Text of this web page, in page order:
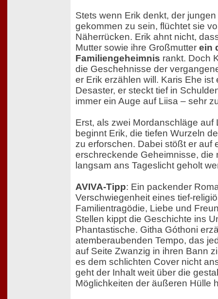
Stets wenn Erik denkt, der
gekommen zu sein, flüchtet sie
Näherrücken. Erik ahnt nicht,
Mutter sowie ihre Großmutter ein
Familiengeheimnis rankt. Doch
die Geschehnisse der
er Erik erzählen will. Karis Ehe ist
Desaster, er steckt tief in
immer ein Auge auf Liisa – sehr
Erst, als zwei Mordanschläge auf
beginnt Erik, die tiefen Wurzeln
zu erforschen. Dabei stößt er auf
erschreckende Geheimnisse, die
langsam ans Tageslicht geholt
AVIVA-Tipp: Ein packender
Verschwiegenheit eines tief-
Familientragödie, Liebe und
Stellen kippt die Geschichte ins
Phantastische. Githa Góthoni
atemberaubenden Tempo, das
auf Seite Zwanzig in ihren Bann
es dem schlichten Cover nicht
geht der Inhalt weit über die
Möglichkeiten der äußeren Hülle